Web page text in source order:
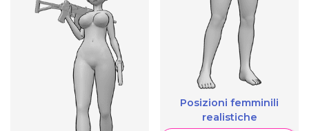
Posizioni femminili
realistiche